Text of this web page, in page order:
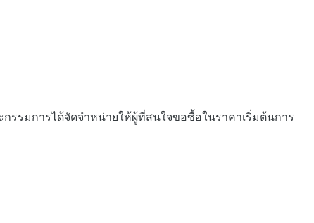
มการได้จัดจำหน่ายให้ผู้ที่สนใจขอซื้อในราคาเริ่มต้นการ